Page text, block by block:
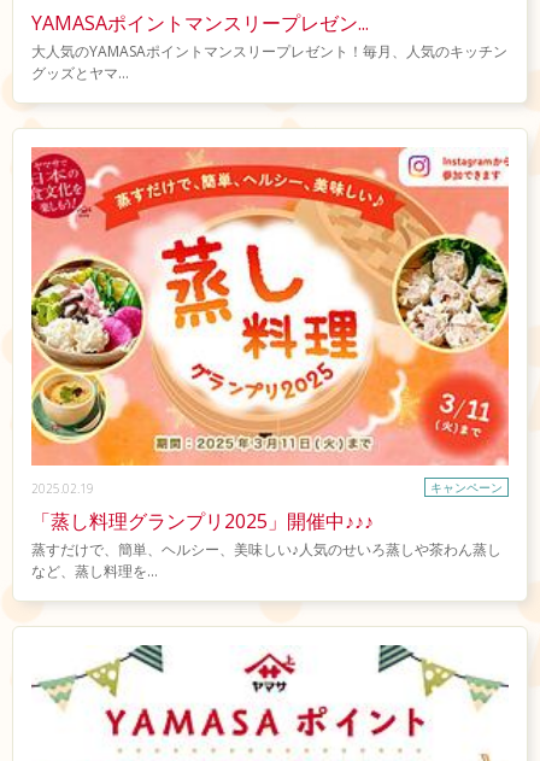
YAMASAポイントマンスリープレゼン...
大人気のYAMASAポイントマンスリープレゼント！毎月、人気のキッチン
グッズとヤマ...
2025.02.19 キャンペーン
「蒸し料理グランプリ2025」開催中♪♪♪
蒸すだけで、簡単、ヘルシー、美味しい♪人気のせいろ蒸しや茶わん蒸し
など、蒸し料理を...